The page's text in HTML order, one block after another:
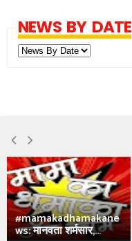
NEWS BY DATE
#mamakadhamakane
ws: मानवता शर्मसार,...